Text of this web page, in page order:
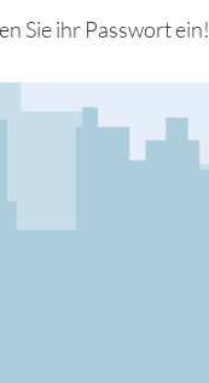
Sie ihr Passwort ein!